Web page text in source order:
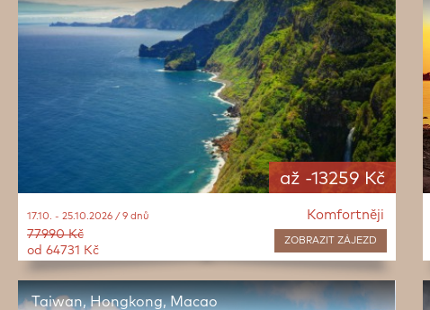
až -13259 Kč
Komfortněji
ZOBRAZIT ZÁJEZD
17.10. - 25.10.2026 / 9 dnů
77990 Kč
od 64731 Kč
Taiwan, Hongkong, Macao